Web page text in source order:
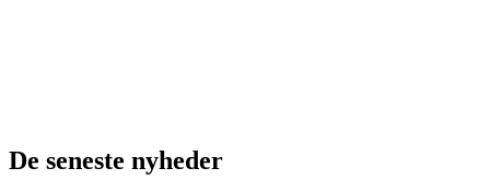
De seneste nyheder